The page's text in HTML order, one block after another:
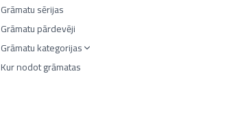
Grāmatu sērijas
Grāmatu pārdevēji
Grāmatu kategorijas
Kur nodot grāmatas